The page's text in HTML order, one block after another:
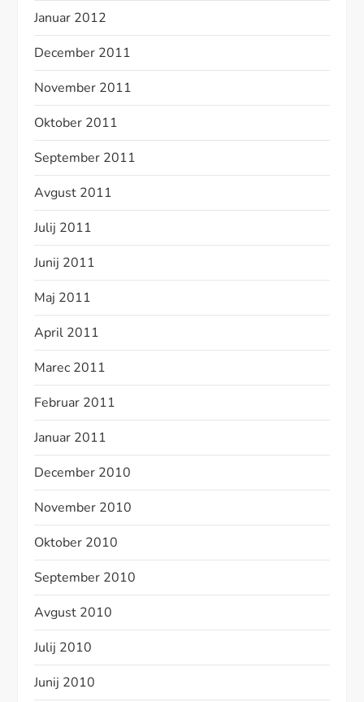
Januar 2012
December 2011
November 2011
Oktober 2011
September 2011
Avgust 2011
Julij 2011
Junij 2011
Maj 2011
April 2011
Marec 2011
Februar 2011
Januar 2011
December 2010
November 2010
Oktober 2010
September 2010
Avgust 2010
Julij 2010
Junij 2010